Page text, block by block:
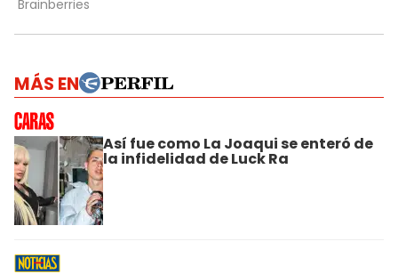
MÁS EN
Así fue como La Joaqui se enteró de
la infidelidad de Luck Ra